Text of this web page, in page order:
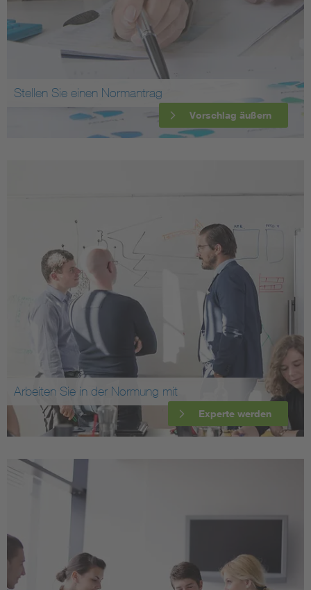
Stellen Sie einen Normantrag
Vorschlag äußern
Arbeiten Sie in der Normung mit
Experte werden